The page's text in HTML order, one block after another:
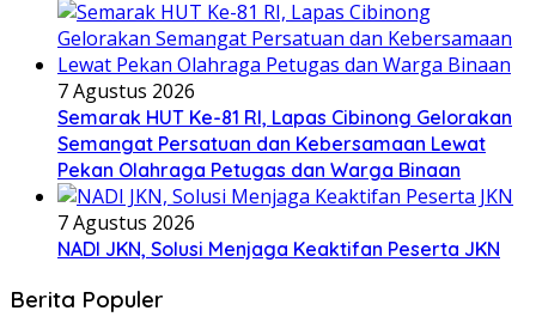
7 Agustus 2026
Semarak HUT Ke-81 RI, Lapas Cibinong Gelorakan
Semangat Persatuan dan Kebersamaan Lewat
Pekan Olahraga Petugas dan Warga Binaan
7 Agustus 2026
NADI JKN, Solusi Menjaga Keaktifan Peserta JKN
Berita Populer